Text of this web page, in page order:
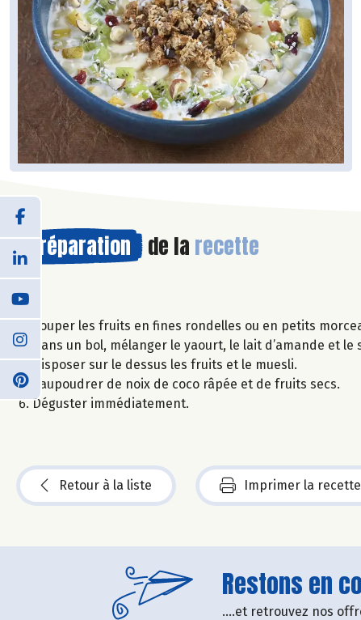
Préparation de la recette
Couper les fruits en fines rondelles ou en petits
Dans un bol, mélanger le yaourt, le lait d’amande et le
Disposer sur le dessus les fruits et le muesli.
Saupoudrer de noix de coco râpée et de fruits secs.
Déguster immédiatement.
Retour à la liste Imprimer la recette
Restons en
....et retrouvez nos